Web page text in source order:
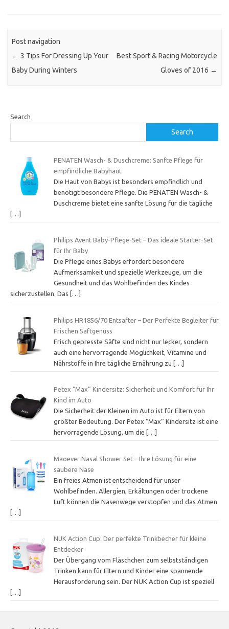
Post navigation
← 3 Tips For Dressing Up Your
Baby During Winters
Best Sport & Racing Motorcycle
Gloves of 2016 →
Search
Search
PENATEN Wasch- & Duschcreme: Sanfte Pflege für
empfindliche Babyhaut
Die Haut von Babys ist besonders empfindlich und
benötigt besondere Pflege. Die PENATEN Wasch- &
Duschcreme bietet eine sanfte Lösung für die tägliche
[…]
Philips Avent Baby-Pflege-Set – Das ideale Starter-Set
für Ihr Baby
Die Pflege eines Babys erfordert besondere
Aufmerksamkeit und spezielle Werkzeuge, um die
Gesundheit und das Wohlbefinden des Kindes
sicherzustellen. Das
[…]
Philips HR1856/70 Entsafter – Der Perfekte Begleiter für
Frischen Saftgenuss
Frisch gepresste Säfte sind nicht nur lecker, sondern
auch eine hervorragende Möglichkeit, Vitamine und
Nährstoffe in Ihre tägliche Ernährung zu […]
Petex “Max” Kindersitz: Sicherheit und Komfort für Ihr
Kind im Auto
Die Sicherheit der Kleinen im Auto ist für Eltern von
größter Bedeutung. Der Petex “Max” Kindersitz ist eine
hervorragende Lösung, um die
[…]
Maoever Nasal Shower Set – Ihre Lösung für eine
saubere Nase
Ein freies Atmen ist entscheidend für unser
Wohlbefinden. Allergien, Erkältungen oder trockene
Luft können die Nasenwege verstopfen und das Atmen
[…]
NUK Action Cup: Der perfekte Trinkbecher für kleine
Entdecker
Der Übergang vom Fläschchen zum selbstständigen
Trinken kann für Eltern und Kinder eine spannende
Herausforderung sein. Der NUK Action Cup ist speziell
[…]